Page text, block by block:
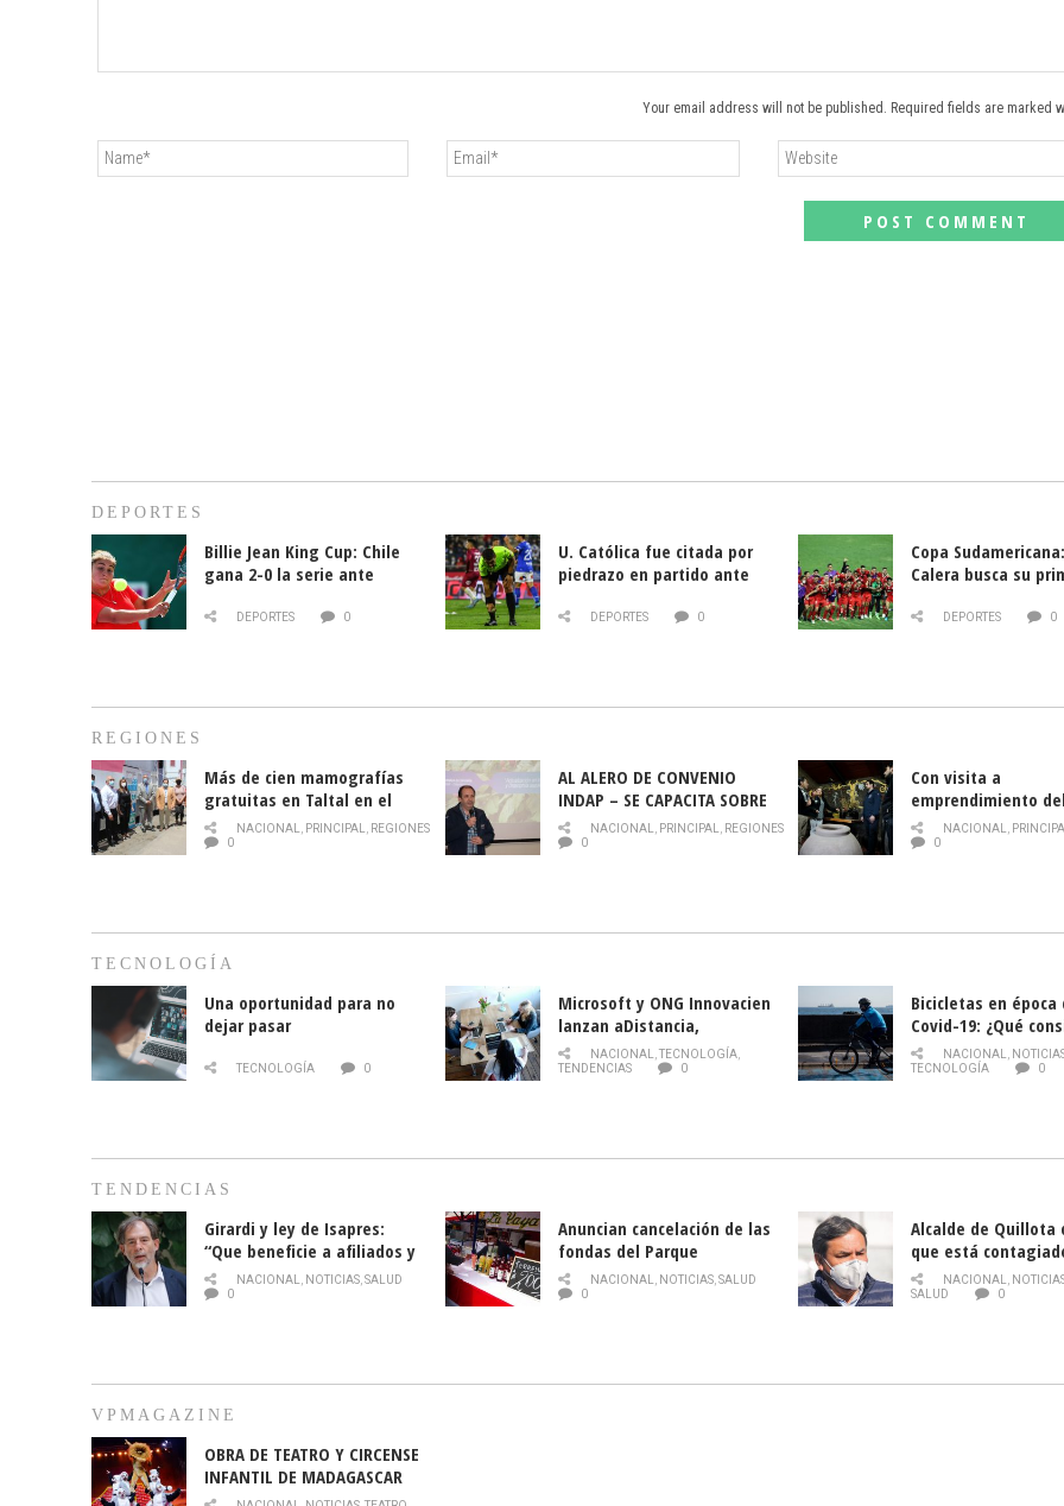
Your email address will not be published. Required fields are marked
DEPORTES
Billie Jean King Cup: Chile
gana 2-0 la serie ante
DEPORTES 0
U. Católica fue citada por
piedrazo en partido ante
DEPORTES 0
Copa
Calera busca su
DEPORTES 0
REGIONES
Más de cien mamografías
gratuitas en Taltal en el
mes de la prevención del
cáncer de mama
NACIONAL, PRINCIPAL, REGIONES
0
AL ALERO DE CONVENIO
INDAP – SE CAPACITA SOBRE
PLAGA DROSOPHILA SUZUKII
NACIONAL, PRINCIPAL, REGIONES
0
Con visita a
emprendimiento
y llamado al
historia campesina
NACIONAL,
0
TECNOLOGÍA
Una oportunidad para no
dejar pasar
TECNOLOGÍA 0
Microsoft y ONG Innovacien
lanzan aDistancia,
plataforma con cursos
gratuitos online sobre
NACIONAL,TECNOLOGÍA,
TENDENCIAS
0
Bicicletas en época
Covid-19: ¿Qué
momento de
NACIONAL,
TECNOLOGÍA
0
TENDENCIAS
Girardi y ley de Isapres:
“Que beneficie a afiliados y
no legalice el abuso”
NACIONAL, NOTICIAS,SALUD
0
Anuncian cancelación de las
fondas del Parque
O’Higgins debido al
coronavirus
NACIONAL, NOTICIAS,SALUD
0
Alcalde de Quillota
que está
COVID-19
NACIONAL,
SALUD
0
VPMAGAZINE
OBRA DE TEATRO Y CIRCENSE
INFANTIL DE MADAGASCAR
EN EL PARQUE HURATDO